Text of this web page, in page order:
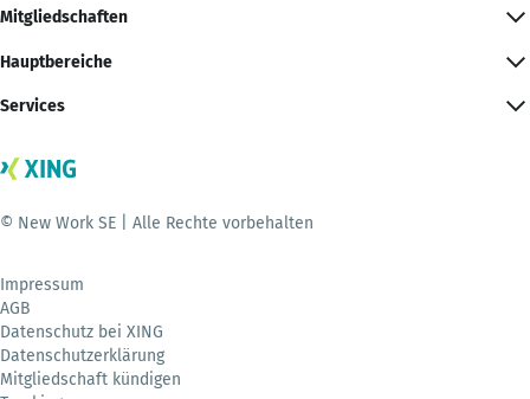
Mitgliedschaften
Hauptbereiche
Services
© New Work SE | Alle Rechte vorbehalten
Impressum
AGB
Datenschutz bei XING
Datenschutzerklärung
Mitgliedschaft kündigen